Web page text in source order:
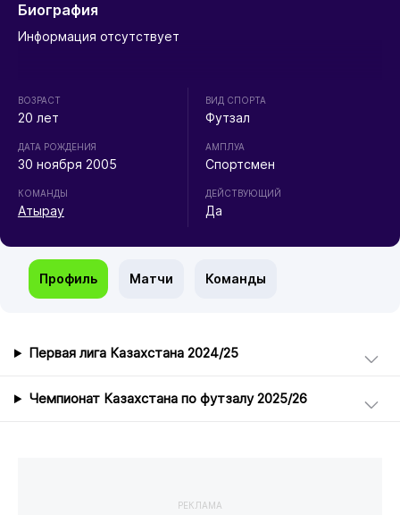
Биография
Информация отсутствует
ВОЗРАСТ
20 лет
ДАТА РОЖДЕНИЯ
30 ноября 2005
КОМАНДЫ
Атырау
ВИД СПОРТА
Футзал
АМПЛУА
Спортсмен
ДЕЙСТВУЮЩИЙ
Да
Профиль Матчи Команды
Первая лига Казахстана 2024/25
Чемпионат Казахстана по футзалу 2025/26
РЕКЛАМА